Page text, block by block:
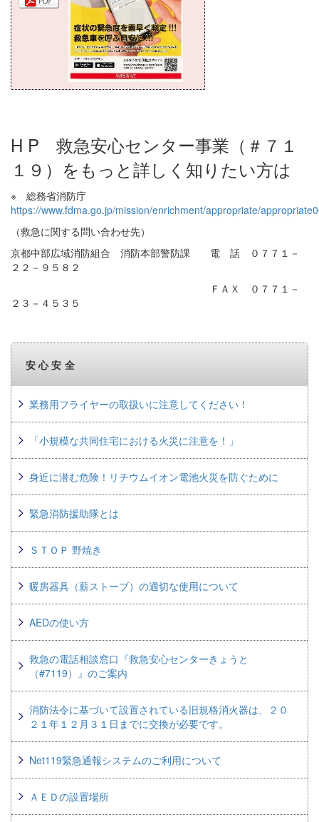
H P 救急安心センター事業（＃７１
１９）をもっと詳しく知りたい方は
※ 総務省消防庁
https://www.fdma.go.jp/mission/enrichment/appropriate/
（救急に関する問い合わせ先）
京都中部広域消防組合 消防本部警防課 電 話 ０７７１－
２２－９５８２
ＦＡＸ ０７７１－
２３－４５３５
安心安全
業務用フライヤーの取扱いに注意してください！
「小規模な共同住宅における火災に注意を！」
身近に潜む危険！リチウムイオン電池火災を防ぐために
緊急消防援助隊とは
ＳＴＯＰ 野焼き
暖房器具（薪ストーブ）の適切な使用について
AEDの使い方
救急の電話相談窓口『救急安心センターきょうと
（#7119）』のご案内
消防法令に基づいて設置されている旧規格消火器は、２０
２１年１２月３１日までに交換が必要です。
Net119緊急通報システムのご利用について
ＡＥＤの設置場所